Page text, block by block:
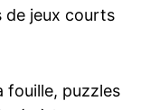
de jeux courts
fouille, puzzles